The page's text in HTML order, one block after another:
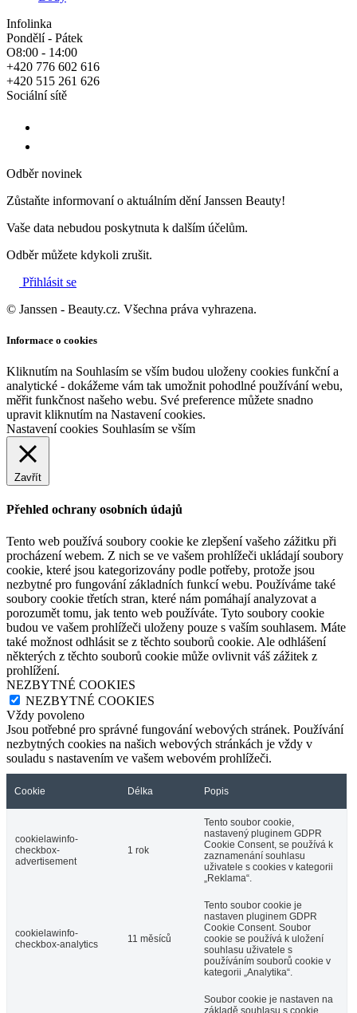
Infolinka
Pondělí - Pátek
O8:00 - 14:00
+420 776 602 616
+420 515 261 626
Sociální sítě
Odběr novinek
Zůstaňte informovaní o aktuálním dění Janssen Beauty!
Vaše data nebudou poskytnuta k dalším účelům.
Odběr můžete kdykoli zrušit.
Přihlásit se
© Janssen - Beauty.cz. Všechna práva vyhrazena.
Informace o cookies
Kliknutím na Souhlasím se vším budou uloženy cookies funkční a
analytické - dokážeme vám tak umožnit pohodlné používání webu,
měřit funkčnost našeho webu. Své preference můžete snadno
upravit kliknutím na Nastavení cookies.
Nastavení cookies Souhlasím se vším
Zavřít
Přehled ochrany osobních údajů
Tento web používá soubory cookie ke zlepšení vašeho zážitku při
procházení webem. Z nich se ve vašem prohlížeči ukládají soubory
cookie, které jsou kategorizovány podle potřeby, protože jsou
nezbytné pro fungování základních funkcí webu. Používáme také
soubory cookie třetích stran, které nám pomáhají analyzovat a
porozumět tomu, jak tento web používáte. Tyto soubory cookie
budou ve vašem prohlížeči uloženy pouze s vaším souhlasem. Máte
také možnost odhlásit se z těchto souborů cookie. Ale odhlášení
některých z těchto souborů cookie může ovlivnit váš zážitek z
prohlížení.
NEZBYTNÉ COOKIES
NEZBYTNÉ COOKIES
Vždy povoleno
Jsou potřebné pro správné fungování webových stránek. Používání
nezbytných cookies na našich webových stránkách je vždy v
souladu s nastavením ve vašem webovém prohlížeči.
Cookie Délka Popis
cookielawinfo-
checkbox-
advertisement
1 rok
Tento soubor cookie,
nastavený pluginem GDPR
Cookie Consent, se používá k
zaznamenání souhlasu
uživatele s cookies v kategorii
„Reklama“.
cookielawinfo-
checkbox-analytics
11 měsíců
Tento soubor cookie je
nastaven pluginem GDPR
Cookie Consent. Soubor
cookie se používá k uložení
souhlasu uživatele s
používáním souborů cookie v
kategorii „Analytika“.
Soubor cookie je nastaven na
základě souhlasu s cookie